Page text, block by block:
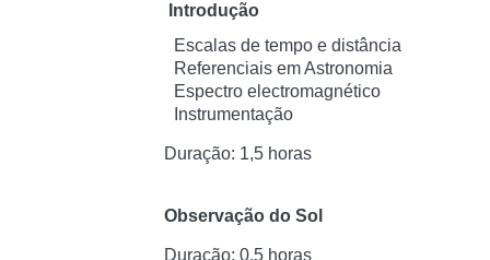
Introdução
Escalas de tempo e distância
Referenciais em Astronomia
Espectro electromagnético
Instrumentação
Duração: 1,5 horas
Observação do Sol
Duração: 0,5 horas